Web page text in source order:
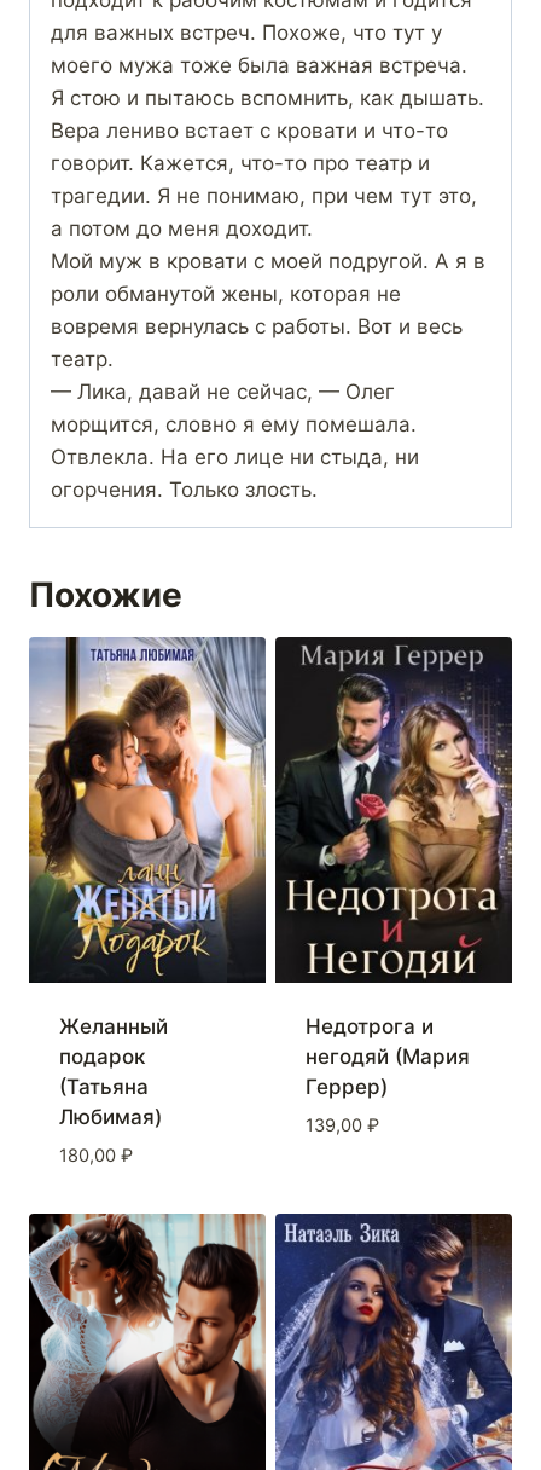
для важных встреч. Похоже, что тут у
моего мужа тоже была важная встреча.
Я стою и пытаюсь вспомнить, как дышать.
Вера лениво встает с кровати и что-то
говорит. Кажется, что-то про театр и
трагедии. Я не понимаю, при чем тут это,
а потом до меня доходит.
Мой муж в кровати с моей подругой. А я в
роли обманутой жены, которая не
вовремя вернулась с работы. Вот и весь
театр.
— Лика, давай не сейчас, — Олег
морщится, словно я ему помешала.
Отвлекла. На его лице ни стыда, ни
огорчения. Только злость.
Похожие
Желанный
подарок
(Татьяна
Любимая)
180,00 ₽
Недотрога и
негодяй (Мария
Геррер)
139,00 ₽